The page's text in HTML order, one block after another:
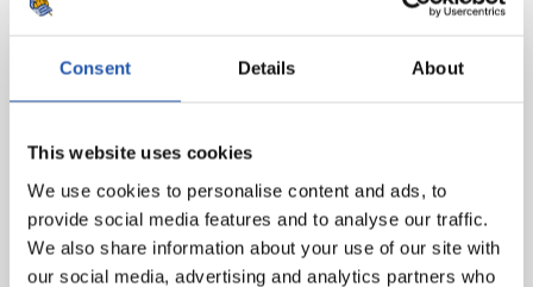
Consent Details About
This website uses cookies
We use cookies to personalise content and ads, to
provide social media features and to analyse our traffic.
We also share information about your use of our site with
our social media, advertising and analytics partners who
Zelaia lo es por decisión técnica.